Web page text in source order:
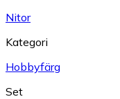
Nitor
Kategori
Hobbyfärg
Set